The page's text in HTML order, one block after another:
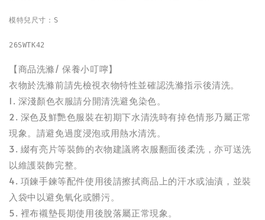
模特兒尺寸：S
26SWTK42
【商品洗滌/ 保養小叮嚀】
衣物於洗滌前請先檢視衣物特性並確認洗滌指示後清洗。
1. 深淺顏色衣服請分開清洗避免染色。
2. 深色及鮮艷色服裝在初期下水清洗時有掉色情形乃屬正常
現象。請避免過度浸泡或用熱水清洗。
3. 綴有亮片等裝飾的衣物建議將衣服翻面後柔洗，亦可送洗
以維護裝飾完整。
4. 項鍊手鍊等配件使用後請擦拭商品上的汗水或油漬，並裝
入袋中以避免氧化或髒污。
5. 裡布襯墊長期使用後脫落屬正常現象。